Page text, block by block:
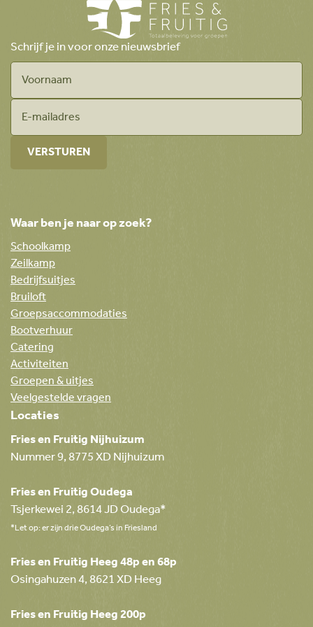
Schrijf je in voor onze nieuwsbrief
Waar ben je naar op zoek?
Schoolkamp
Zeilkamp
Bedrijfsuitjes
Bruiloft
Groepsaccommodaties
Bootverhuur
Catering
Activiteiten
Groepen & uitjes
Veelgestelde vragen
Locaties
Fries en Fruitig Nijhuizum
Nummer 9, 8775 XD Nijhuizum
Fries en Fruitig Oudega
Tsjerkewei 2, 8614 JD Oudega*
*Let op: er zijn drie Oudega’s in Friesland
Fries en Fruitig Heeg 48p en 68p
Osingahuzen 4, 8621 XD Heeg
Fries en Fruitig Heeg 200p